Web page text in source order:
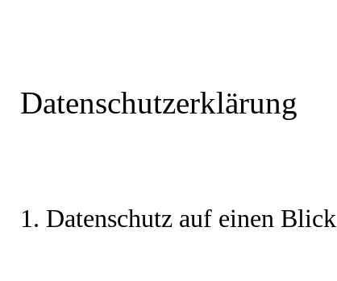
Datenschutzerklärung
1. Datenschutz auf einen Blick